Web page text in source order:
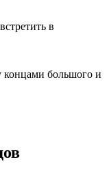
в
концами большого и